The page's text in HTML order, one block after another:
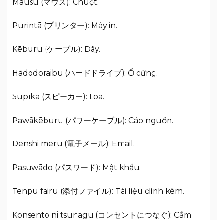
Mausu (マウス): Chuột.
Purintā (プリンター): Máy in.
Kēburu (ケーブル): Dây.
Hādodoraibu (ハードドライブ): Ổ cứng.
Supīkā (スピーカー): Loa.
Pawākēburu (パワーケーブル): Cáp nguồn.
Denshi mēru (電子メール): Email.
Pasuwādo (パスワード): Mật khẩu.
Tenpu fairu (添付ファイル): Tài liệu đính kèm.
Konsento ni tsunagu (コンセントにつなぐ): Cắm